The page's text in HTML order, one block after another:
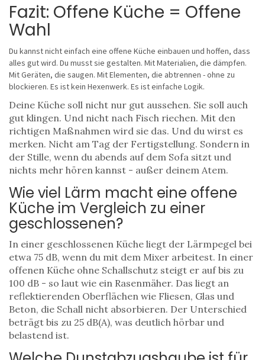
Fazit: Offene Küche = Offene
Wahl
Du kannst nicht einfach eine offene Küche einbauen und hoffen, dass
alles gut wird. Du musst sie gestalten. Mit Materialien, die dämpfen.
Mit Geräten, die saugen. Mit Elementen, die abtrennen - ohne zu
blockieren. Es ist kein Hexenwerk. Es ist einfache Logik.
Deine Küche soll nicht nur gut aussehen. Sie soll auch
gut klingen. Und nicht nach Fisch riechen. Mit den
richtigen Maßnahmen wird sie das. Und du wirst es
merken. Nicht am Tag der Fertigstellung. Sondern in
der Stille, wenn du abends auf dem Sofa sitzt und
nichts mehr hören kannst - außer deinem Atem.
Wie viel Lärm macht eine offene
Küche im Vergleich zu einer
geschlossenen?
In einer geschlossenen Küche liegt der Lärmpegel bei
etwa 75 dB, wenn du mit dem Mixer arbeitest. In einer
offenen Küche ohne Schallschutz steigt er auf bis zu
100 dB - so laut wie ein Rasenmäher. Das liegt an
reflektierenden Oberflächen wie Fliesen, Glas und
Beton, die Schall nicht absorbieren. Der Unterschied
beträgt bis zu 25 dB(A), was deutlich hörbar und
belastend ist.